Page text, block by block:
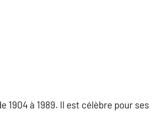
à 1989. Il est célèbre pour ses